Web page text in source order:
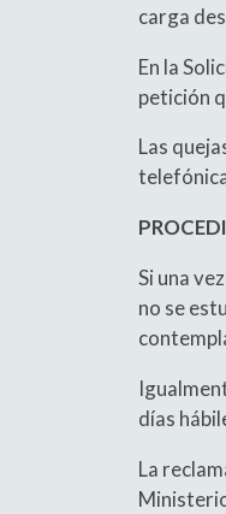
carga
En la
petición
Las
Si una
no se
días
La